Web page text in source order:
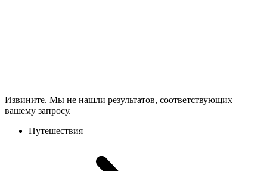
Извините. Мы не нашли результатов, соответствующих
вашему запросу.
Путешествия